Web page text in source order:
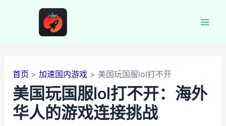
首页 加速国内游戏 美国玩国服lol打不开
美国玩国服lol打不开：海外
华人的游戏连接挑战